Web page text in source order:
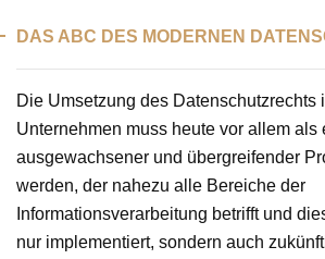
DAS ABC DES MODERNEN
Die Umsetzung des Datenschutzrechts
Unternehmen muss heute vor allem als
ausgewachsener und übergreifender
werden, der nahezu alle Bereiche der
Informationsverarbeitung betrifft und
nur implementiert, sondern auch